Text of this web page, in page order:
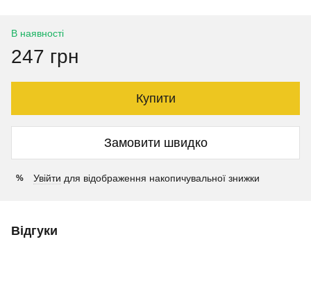
В наявності
247 грн
Купити
Замовити швидко
% Увійти для відображення накопичувальної знижки
Відгуки